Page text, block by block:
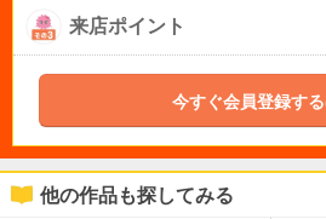
来店ポイント
今すぐ会員登録す
他の作品も探してみる